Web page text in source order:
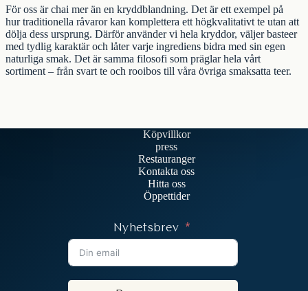
För oss är chai mer än en kryddblandning. Det är ett exempel på
hur traditionella råvaror kan komplettera ett högkvalitativt te utan att
dölja dess ursprung. Därför använder vi hela kryddor, väljer basteer
med tydlig karaktär och låter varje ingrediens bidra med sin egen
naturliga smak. Det är samma filosofi som präglar hela vårt
sortiment – från svart te och rooibos till våra övriga smaksatta teer.
Köpvillkor
press
Restauranger
Kontakta oss
Hitta oss
Öppettider
Nyhetsbrev